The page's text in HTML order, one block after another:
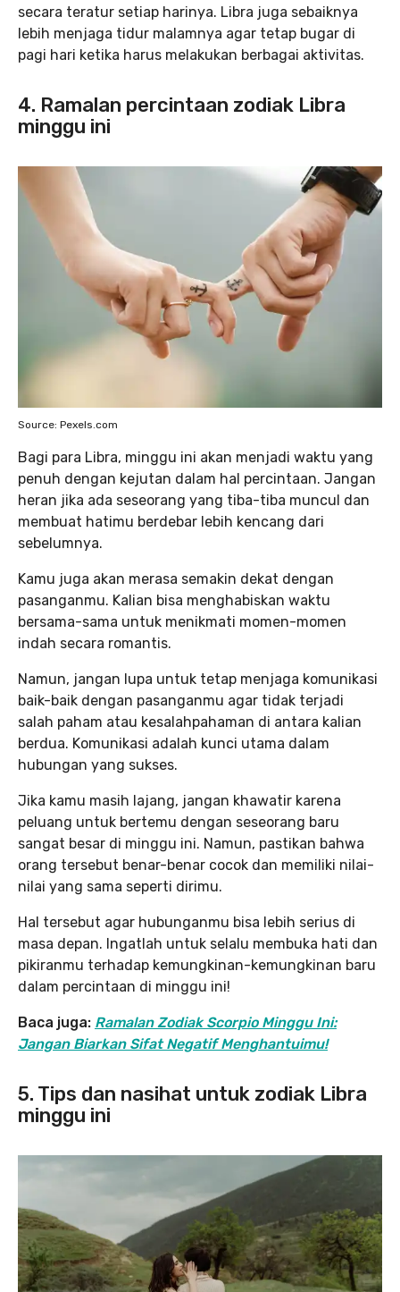
secara teratur setiap harinya. Libra juga sebaiknya
lebih menjaga tidur malamnya agar tetap bugar di
pagi hari ketika harus melakukan berbagai aktivitas.
4. Ramalan percintaan zodiak Libra
minggu ini
Source: Pexels.com
Bagi para Libra, minggu ini akan menjadi waktu yang
penuh dengan kejutan dalam hal percintaan. Jangan
heran jika ada seseorang yang tiba-tiba muncul dan
membuat hatimu berdebar lebih kencang dari
sebelumnya.
Kamu juga akan merasa semakin dekat dengan
pasanganmu. Kalian bisa menghabiskan waktu
bersama-sama untuk menikmati momen-momen
indah secara romantis.
Namun, jangan lupa untuk tetap menjaga komunikasi
baik-baik dengan pasanganmu agar tidak terjadi
salah paham atau kesalahpahaman di antara kalian
berdua. Komunikasi adalah kunci utama dalam
hubungan yang sukses.
Jika kamu masih lajang, jangan khawatir karena
peluang untuk bertemu dengan seseorang baru
sangat besar di minggu ini. Namun, pastikan bahwa
orang tersebut benar-benar cocok dan memiliki nilai-
nilai yang sama seperti dirimu.
Hal tersebut agar hubunganmu bisa lebih serius di
masa depan. Ingatlah untuk selalu membuka hati dan
pikiranmu terhadap kemungkinan-kemungkinan baru
dalam percintaan di minggu ini!
Baca juga: Ramalan Zodiak Scorpio Minggu Ini:
Jangan Biarkan Sifat Negatif Menghantuimu!
5. Tips dan nasihat untuk zodiak Libra
minggu ini